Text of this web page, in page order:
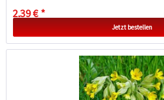
2,39 € *
Jetzt bestellen